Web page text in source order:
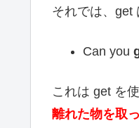
それでは、get
Can you
これは get を
離れた物を取